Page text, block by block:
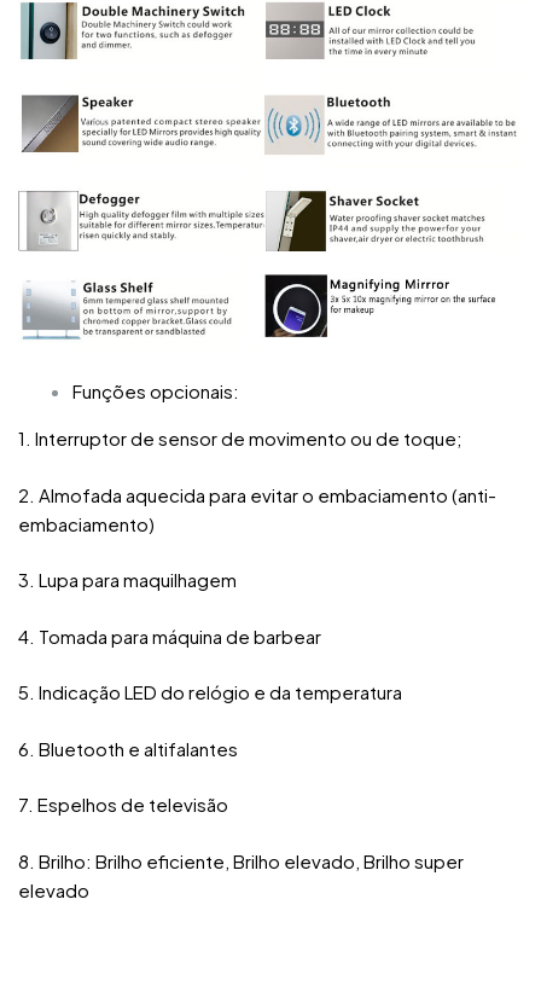
Funções opcionais:
1. Interruptor de sensor de movimento ou de toque;
2. Almofada aquecida para evitar o embaciamento (anti-
embaciamento)
3. Lupa para maquilhagem
4. Tomada para máquina de barbear
5. Indicação LED do relógio e da temperatura
6. Bluetooth e altifalantes
7. Espelhos de televisão
8. Brilho: Brilho eficiente, Brilho elevado, Brilho super
elevado